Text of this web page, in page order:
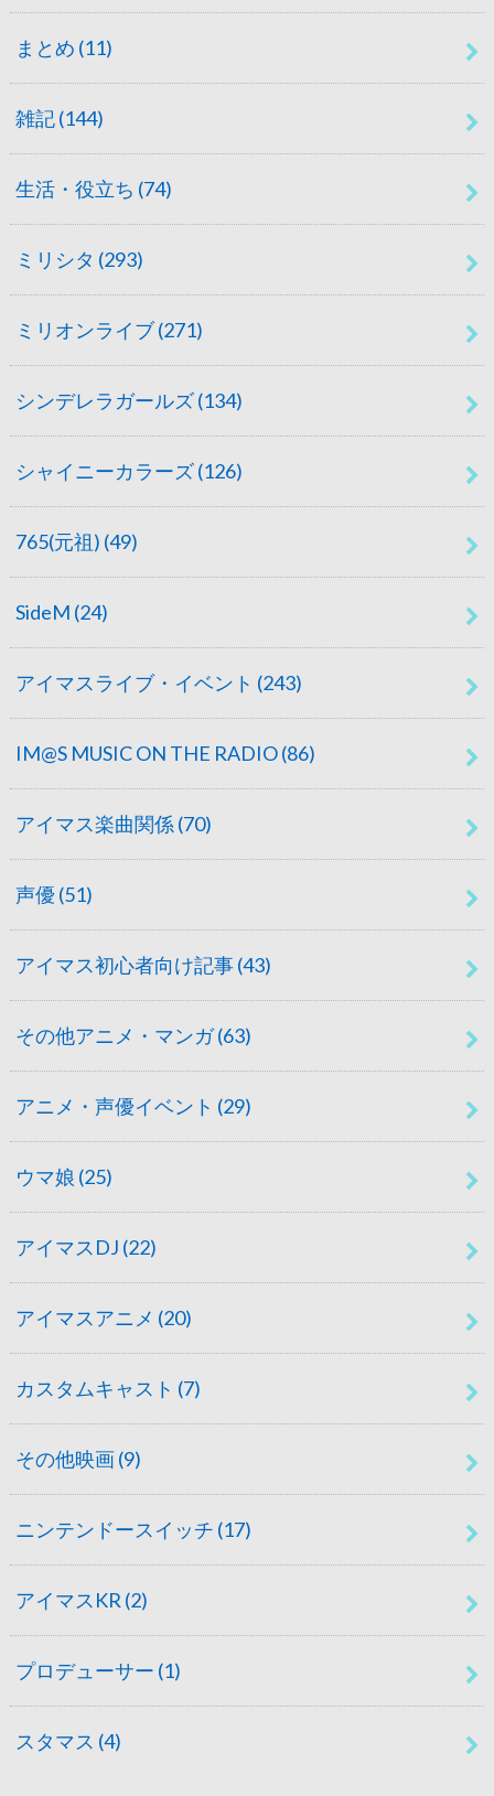
まとめ (11)
雑記(144)
生活・役立ち (74)
ミリシタ (293)
ミリオンライブ(271)
シンデレラガールズ(134)
シャイニーカラーズ(126)
765(元祖) (49)
SideM (24)
アイマスライブ・イベント (243)
IM@S MUSIC ON THE RADIO(86)
アイマス楽曲関係 (70)
声優 (51)
アイマス初心者向け記事(43)
その他アニメ・マンガ(63)
アニメ・声優イベント (29)
ウマ娘 (25)
アイマスDJ (22)
アイマスアニメ (20)
カスタムキャスト (7)
その他映画(9)
ニンテンドースイッチ (17)
アイマスKR (2)
プロデューサー (1)
スタマス (4)